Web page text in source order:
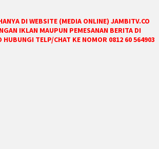
DI WEBSITE (MEDIA ONLINE) JAMBITV.CO
IKLAN MAUPUN PEMESANAN BERITA DI
HUBUNGI TELP/CHAT KE NOMOR 0812 60 564903